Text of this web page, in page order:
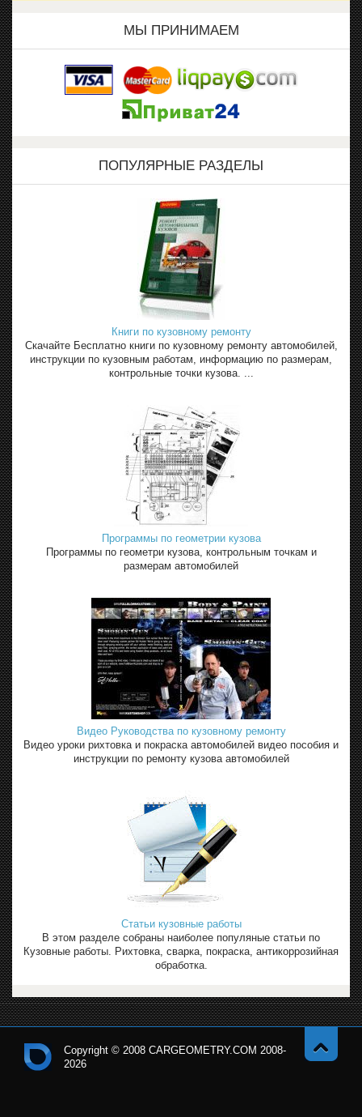
МЫ ПРИНИМАЕМ
ПОПУЛЯРНЫЕ РАЗДЕЛЫ
Книги по кузовному ремонту
Скачайте Бесплатно книги по кузовному ремонту автомобилей,
инструкции по кузовным работам, информацию по размерам,
контрольные точки кузова. ...
Программы по геометрии кузова
Программы по геометри кузова, контрольным точкам и
размерам автомобилей
Видео Руководства по кузовному ремонту
Видео уроки рихтовка и покраска автомобилей видео пособия и
инструкции по ремонту кузова автомобилей
Статьи кузовные работы
В этом разделе собраны наиболее популяные статьи по
Кузовные работы. Рихтовка, сварка, покраска, антикоррозийная
обработка.
Copyright © 2008 CARGEOMETRY.COM 2008-
2026